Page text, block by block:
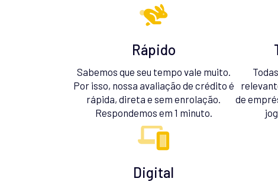
Rápido
Sabemos que seu tempo vale muito.
Por isso, nossa avaliação de crédito é
rápida, direta e sem enrolação.
Respondemos em 1 minuto.
de
Digital